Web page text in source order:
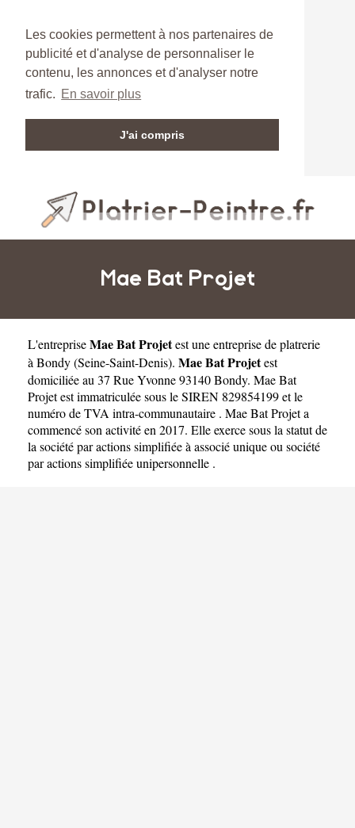
Les cookies permettent à nos partenaires de
publicité et d'analyse de personnaliser le
contenu, les annonces et d'analyser notre
trafic. En savoir plus
J'ai compris
Mae Bat Projet
L'entrepriseMae Bat Projetest uneentreprise de platrerie
à Bondy(Seine-Saint-Denis). Mae Bat Projetest
domiciliée au 37 Rue Yvonne 93140 Bondy. Mae Bat
Projet est immatriculée sous le SIREN 829854199 et le
numéro de TVA intra-communautaire . Mae Bat Projet a
commencé son activité en 2017. Elle exerce sous la statut de
la société par actions simplifiée à associé unique ou société
par actions simplifiée unipersonnelle .